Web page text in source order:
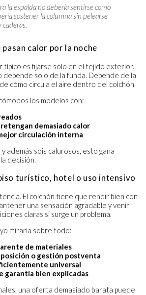
la espalda no debería sentirse como
sostener la columna sin pelearse
caderas.
pasan calor por la noche
típico es fijarse solo en el tejido exterior.
depende solo de la funda. Depende de la
cómo circula el aire dentro del colchón.
los modelos con:
retengan demasiado calor
circulación interna
además sois calurosos, esto gana
decisión.
turístico, hotel o uso intensivo
El colchón tiene que rendir bien con
una sensación agradable y venir
claras si surge un problema.
miraría sobre todo:
de materiales
o gestión postventa
universal
garantía bien explicadas
una oferta demasiado barata puede